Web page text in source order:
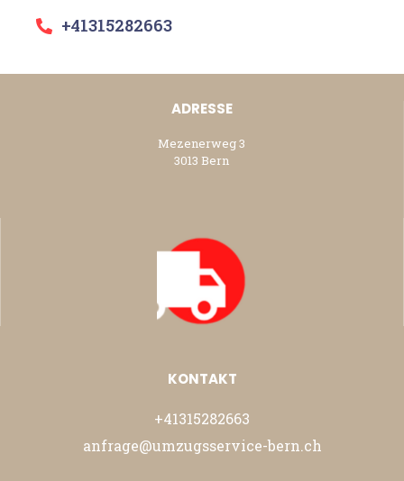
+41315282663
ADRESSE
Mezenerweg 3
3013 Bern
KONTAKT
+41315282663
anfrage@umzugsservice-bern.ch